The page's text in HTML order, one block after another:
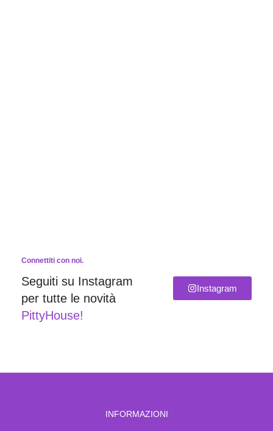
Connettiti con noi.
Seguiti su Instagram
per tutte le novità
PittyHouse!
Instagram
INFORMAZIONI